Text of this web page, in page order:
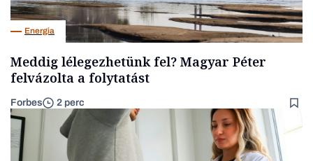
Energia
Meddig lélegezhetünk fel? Magyar Péter
felvázolta a folytatást
Forbes 2 perc